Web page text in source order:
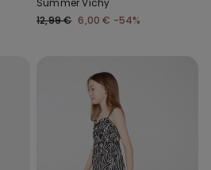
12,99 € 6,00 € -54%